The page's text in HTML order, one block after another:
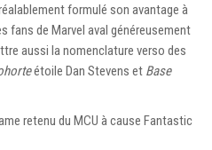
formulé son avantage à
fans de Marvel aval généreusement
aussi la nomenclature verso des
étoile Dan Stevens et Base
retenu du MCU à cause Fantastic